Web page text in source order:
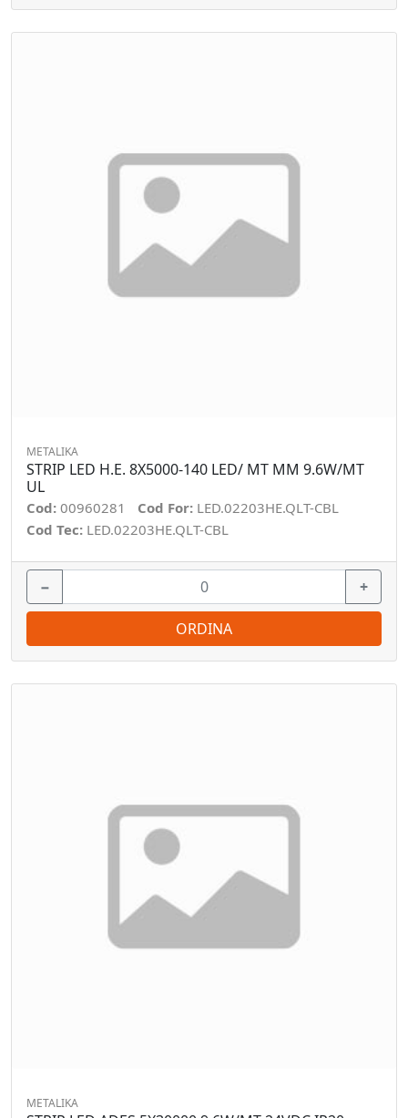
METALIKA
STRIP LED H.E. 8X5000-140 LED/ MT MM 9.6W/MT
UL
Cod: 00960281 Cod For: LED.02203HE.QLT-CBL
Cod Tec: LED.02203HE.QLT-CBL
− +
ORDINA
METALIKA